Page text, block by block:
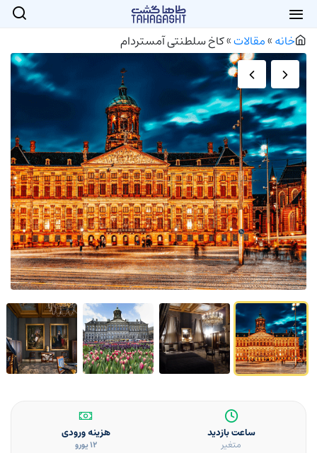
خانه»مقالات»کاخ سلطنتی آمستردام
ساعت بازدید
متغیر
هزینه ورودی
12 یورو